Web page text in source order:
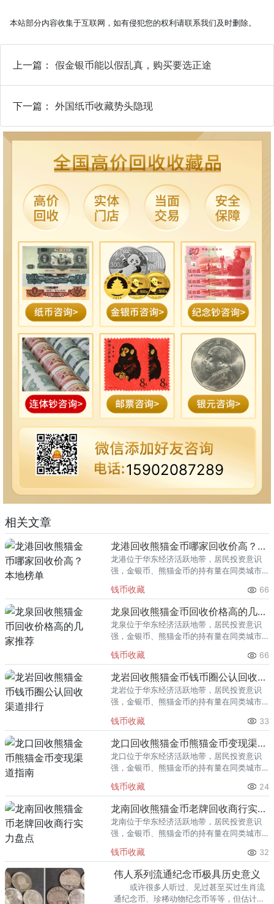
本站部分内容收集于互联网，如有侵犯您的权利请联系我们及时删除。
上一篇： 假金银币能以假乱真，购买要选正途
下一篇： 外国纸币收藏势头隐现
15902087289
相关文章
龙港回收熊猫金币哪家回收价高？本地榜单
龙港位于华东经济活跃地带，居民投资意识
强，金银币、熊猫金币的持有量在同类城市
熊猫金币的需求就明显升温，但鱼龙混杂的
回收渠道里，能精准识别版别溢
钱币收藏 66
龙泉回收熊猫金币回收价格高的几家推荐
龙泉位于华东经济活跃地带，居民投资意识
强，金银币、熊猫金币的持有量在同类城市
熊猫金币的需求就明显升温，但鱼龙混杂的
回收渠道里，能精准识别版别溢
钱币收藏 66
龙岩回收熊猫金币钱币圈公认回收渠道排行
龙岩位于华东经济活跃地带，居民投资意识
强，金银币、熊猫金币的持有量在同类城市
熊猫金币的需求就明显升温，但鱼龙混杂的
回收渠道里，能精准识别版别溢
钱币收藏 33
龙口回收熊猫金币熊猫金币变现渠道指南
龙口位于华东经济活跃地带，居民投资意识
强，金银币、熊猫金币的持有量在同类城市
熊猫金币的需求就明显升温，但鱼龙混杂的
回收渠道里，能精准识别版别溢
钱币收藏 24
龙南回收熊猫金币老牌回收商行实力盘点
龙南位于华东经济活跃地带，居民投资意识
强，金银币、熊猫金币的持有量在同类城市
熊猫金币的需求就明显升温，但鱼龙混杂的
回收渠道里，能精准识别版别溢
钱币收藏 32
伟人系列流通纪念币极具历史意义
或许很多人听过、见过甚至买过生肖流
通纪念币、珍稀动物纪念币等等，但估计不